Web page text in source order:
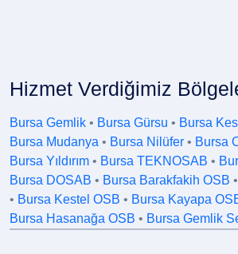
Hizmet Verdiğimiz
Bursa Gemlik • Bursa Gürsu • Bursa
Bursa Mudanya • Bursa Nilüfer • Bursa
Bursa Yıldırım • Bursa TEKNOSAB •
Bursa DOSAB • Bursa Barakfakih OSB •
• Bursa Kestel OSB • Bursa Kayapa
Bursa Hasanağa OSB • Bursa Gemlik